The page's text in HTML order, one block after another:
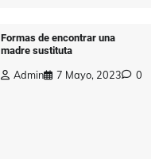
Formas de encontrar una
madre sustituta
Admin 7 Mayo, 2023 0